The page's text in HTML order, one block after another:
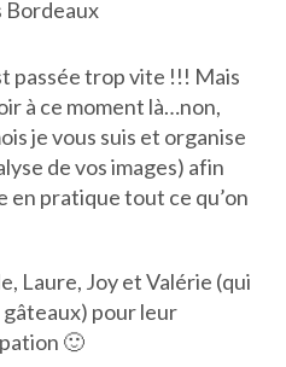
passée trop vite !!! Mais
à ce moment là…non,
je vous suis et organise
de vos images) afin
en pratique tout ce qu’on
Laure, Joy et Valérie (qui
gâteaux) pour leur
🙂